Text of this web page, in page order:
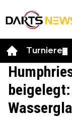
Turniere